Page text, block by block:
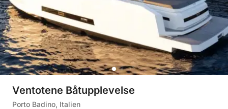
Ventotene Båtupplevelse
Porto Badino, Italien